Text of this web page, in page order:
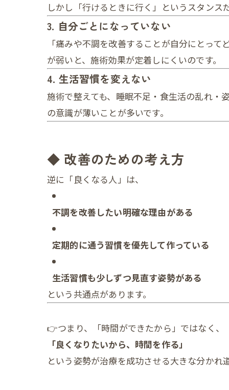
しかし「行けるときに行く」というスタンス
3. 自分ごとになっていない
「痛みや不調を改善することが自分にとっ
が弱いと、施術効果が定着しにくいのです。
4. 生活習慣を変えない
施術で整えても、睡眠不足・食生活の乱れ・
の意識が薄いことが多いです。
◆ 改善のための考え方
逆に「良くなる人」は、
不調を改善したい明確な理由がある
定期的に通う習慣を優先して作っている
生活習慣も少しずつ見直す姿勢がある
という共通点があります。
👉つまり、「時間ができたから」ではなく、
「良くなりたいから、時間を作る」
という姿勢が治療を成功させる大きな分かれ